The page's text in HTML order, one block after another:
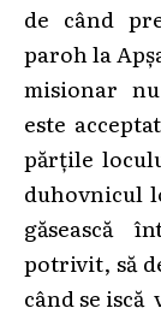
de când
paroh la
misionar nu
este
părțile
duhovnicul
găsească
potrivit, să
când se